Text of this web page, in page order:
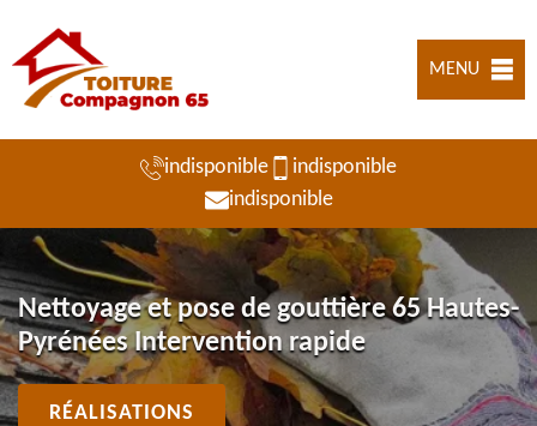
MENU
indisponible
indisponible
indisponible
Nettoyage et pose de gouttière 65 Hautes-
Pyrénées Intervention rapide
RÉALISATIONS